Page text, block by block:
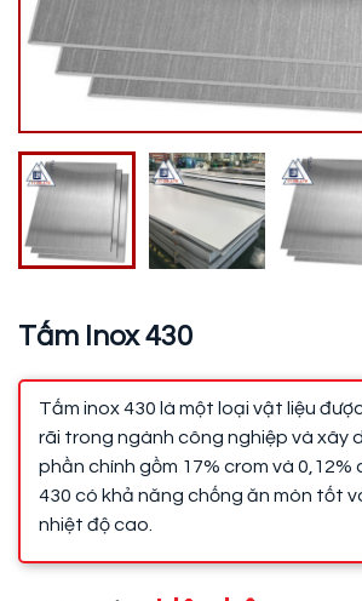
Tấm Inox 430
Tấm inox 430 là một loại vật liệu
rãi trong ngành công nghiệp và xây
phần chính gồm 17% crom và 0,12%
430 có khả năng chống ăn mòn tốt
nhiệt độ cao.